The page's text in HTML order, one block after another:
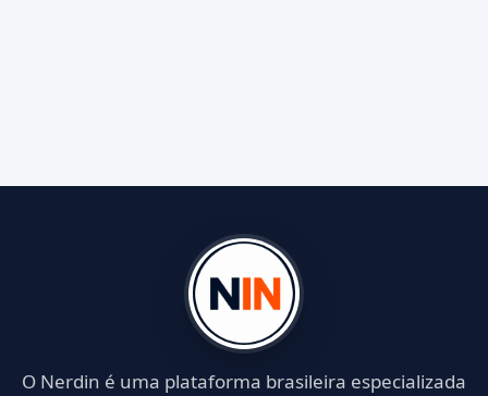
O Nerdin é uma plataforma brasileira especializada